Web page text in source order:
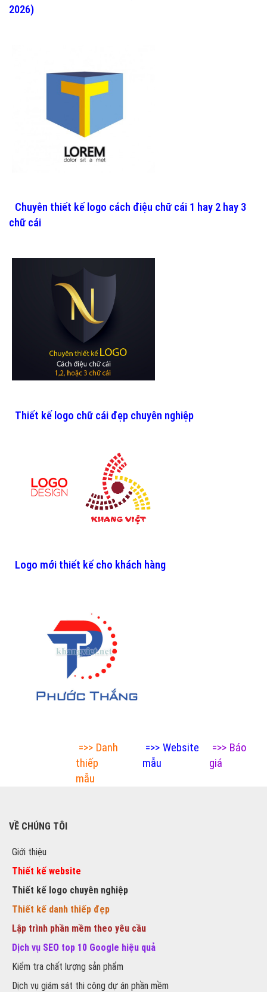
2026)
Chuyên thiết kế logo cách điệu chữ cái 1 hay 2 hay 3
chữ cái
Thiết kế logo chữ cái đẹp chuyên nghiệp
Logo mới thiết kế cho khách hàng
=>> Danh
thiếp
mẫu
=>> Website
mẫu
=>> Báo
giá
VỀ CHÚNG TÔI
Giới thiệu
Thiết kế website
Thiết kế logo chuyên nghiệp
Thiết kế danh thiếp đẹp
Lập trình phần mềm theo yêu cầu
Dịch vụ SEO top 10 Google hiệu quả
Kiểm tra chất lượng sản phẩm
Dịch vụ giám sát thi công dự án phần mềm